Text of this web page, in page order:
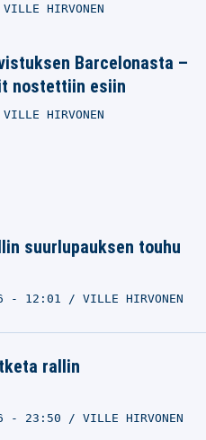
VILLE HIRVONEN
Barcelonasta –
nostettiin esiin
VILLE HIRVONEN
suurlupauksen touhu
- 12:01 VILLE HIRVONEN
rallin
- 23:50 VILLE HIRVONEN